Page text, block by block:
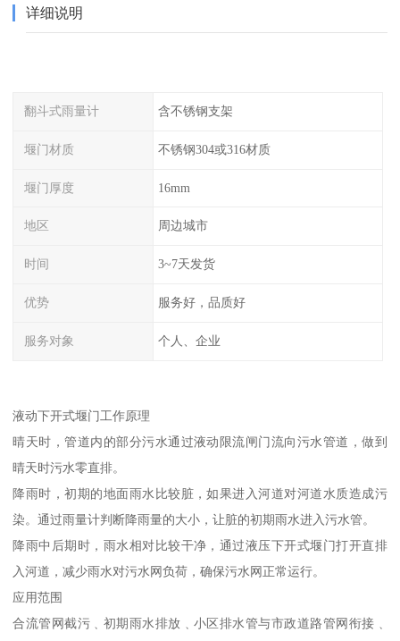
详细说明
翻斗式雨量计 含不锈钢支架
堰门材质 不锈钢304或316材质
堰门厚度 16mm
地区 周边城市
时间 3~7天发货
优势 服务好，品质好
服务对象 个人、企业
液动下开式堰门工作原理
晴天时，管道内的部分污水通过液动限流闸门流向污水管道，做到
晴天时污水零直排。
降雨时，初期的地面雨水比较脏，如果进入河道对河道水质造成污
染。通过雨量计判断降雨量的大小，让脏的初期雨水进入污水管。
降雨中后期时，雨水相对比较干净，通过液压下开式堰门打开直排
入河道，减少雨水对污水网负荷，确保污水网正常运行。
应用范围
合流管网截污﹑初期雨水排放﹑小区排水管与市政道路管网衔接﹑